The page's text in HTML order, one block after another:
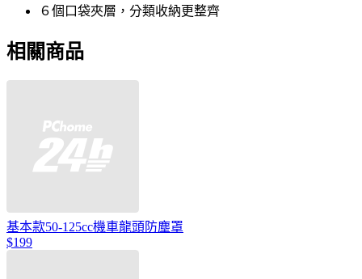
６個口袋夾層，分類收納更整齊
相關商品
基本款50-125cc機車龍頭防塵罩
$199